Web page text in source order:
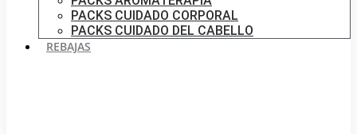
PACKS CUIDADO CORPORAL
PACKS CUIDADO DEL CABELLO
REBAJAS